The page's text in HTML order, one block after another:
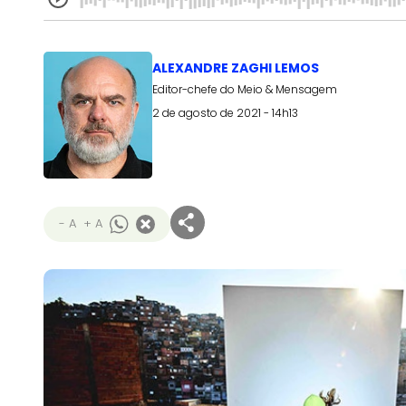
ALEXANDRE ZAGHI LEMOS
Editor-chefe do Meio & Mensagem
2 de agosto de 2021 - 14h13
- A + A